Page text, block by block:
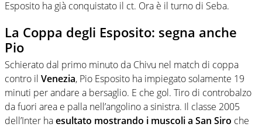
Esposito ha già conquistato il ct. Ora è il turno di Seba.
La Coppa degli Esposito: segna anche
Pio
Schierato dal primo minuto da Chivu nel match di coppa
contro il Venezia, Pio Esposito ha impiegato solamente 19
minuti per andare a bersaglio. E che gol. Tiro di controbalzo
da fuori area e palla nell’angolino a sinistra. Il classe 2005
dell’Inter haesultato mostrando i muscoli a San Siro che